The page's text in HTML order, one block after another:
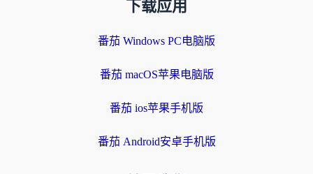
下载应用
番茄 Windows PC电脑版
番茄 macOS苹果电脑版
番茄 ios苹果手机版
番茄 Android安卓手机版